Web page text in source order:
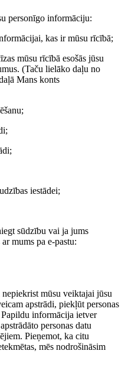
personīgo informāciju:
kas ir mūsu rīcībā;
mūsu rīcībā esošās jūsu
(Taču lielāko daļu no
Mans konts
iestādei;
sūdzību vai ja jums
mums pa e-pastu:
mūsu veiktajai jūsu
apstrādi, piekļūt personas
informācija ietver
personas datu
Pieņemot, ka citu
mēs nodrošināsim